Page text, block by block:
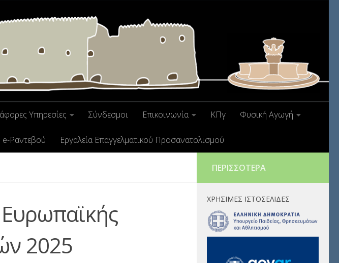
Υπηρεσίες Σύνδεσμοι Επικοινωνία ΚΠγ Φυσική Αγωγή
e-Ραντεβού Εργαλεία Επαγγελματικού Προσανατολισμού
2025
ΠΕΡΙΣΣΌΤΕΡΑ
ΧΡΉΣΙΜΕΣ ΙΣΤΟΣΕΛΊΔΕΣ